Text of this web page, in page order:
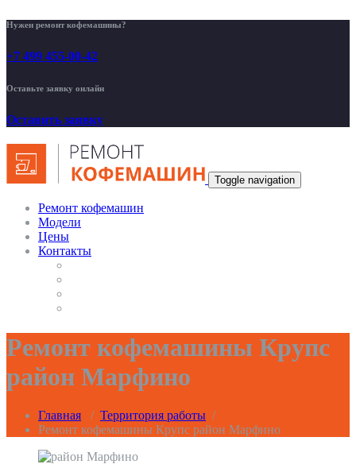
Нужен ремонт кофемашины?
+7 499 455-00-42
Оставьте заявку онлайн
Оставить заявку
Toggle navigation
Ремонт кофемашин
Модели
Цены
Контакты
Ремонт кофемашины Крупс
район Марфино
Главная / Территория работы /
Ремонт кофемашины Крупс район Марфино